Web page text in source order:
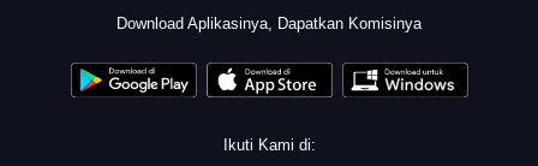
Download Aplikasinya, Dapatkan Komisinya
Ikuti Kami di: